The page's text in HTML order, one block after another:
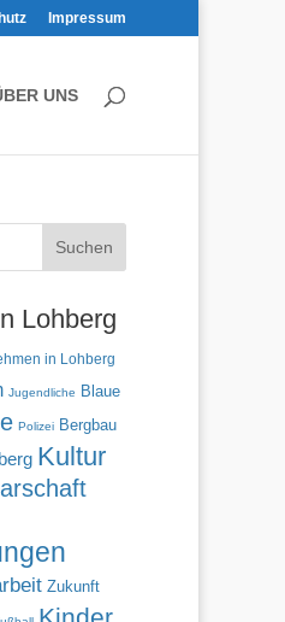
Impressum
UNS
Lohberg
in Lohberg
Jugendliche
Blaue
Polizei Bergbau
Kultur
Zukunft